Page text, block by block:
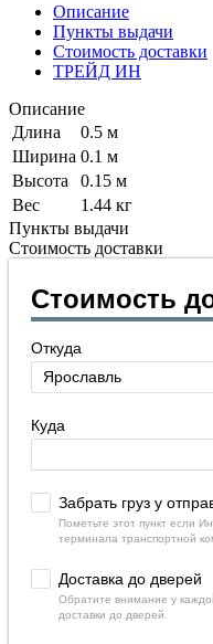
Описание
Пункты выдачи
Стоимость доставки
ТРЕЙД ИН
Описание
Длина
0.5 м
Ширина 0.1 м
Высота
0.15 м
Вес
1.44 кг
Пункты выдачи
Стоимость доставки
Стоимость
Откуда
Куда
Забрать груз у
Пометьте этот пункт если
терминала транспортной
Доставка до дверей
Обратите внимание у
доставки до дверей.